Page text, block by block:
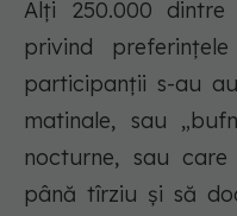
Alți 250.000
privind
participanții s-au
matinale, sau
nocturne, sau
până tîrziu și să